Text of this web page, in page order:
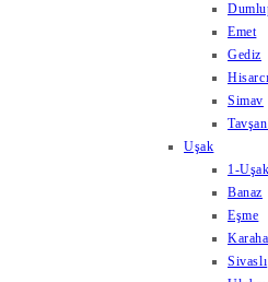
Emet
Gediz
Simav
Uşak
1-
Banaz
Eşme
Sivaslı